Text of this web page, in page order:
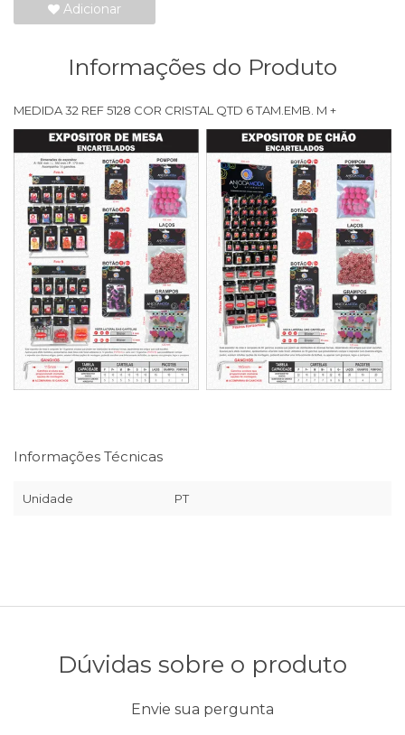
Adicionar
Informações do Produto
MEDIDA 32 REF 5128 COR CRISTAL QTD 6 TAM.EMB. M +
Informações Técnicas
Unidade PT
Dúvidas sobre o produto
Envie sua pergunta